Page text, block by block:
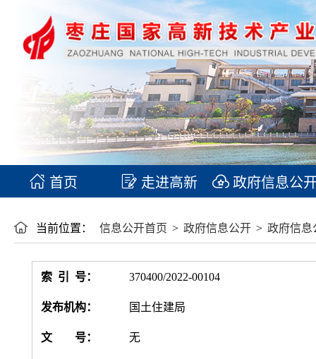
首页 走进高新 政府信息公
当前位置： 信息公开首页 > 政府信息公开 > 政府信息
索 引 号： 370400/2022-00104
发布机构： 国土住建局
文 号： 无